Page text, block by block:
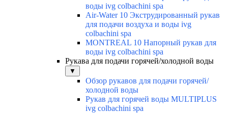
воды ivg colbachini spa
Air-Water 10 Экструдированный рукав
для подачи воздуха и воды ivg
colbachini spa
MONTREAL 10 Напорный рукав для
воды ivg colbachini spa
Рукава для подачи горячей/холодной воды
▼
Обзор рукавов для подачи горячей/
холодной воды
Рукав для горячей воды MULTIPLUS
ivg colbachini spa